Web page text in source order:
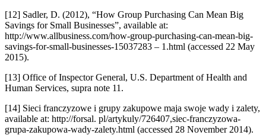
[12] Sadler, D. (2012), “How Group Purchasing Can Mean Big
Savings for Small Businesses”, available at:
http://www.allbusiness.com/how-group-purchasing-can-mean-big-
savings-for-small-businesses-15037283 – 1.html (accessed 22 May
2015).
[13] Office of Inspector General, U.S. Department of Health and
Human Services, supra note 11.
[14] Sieci franczyzowe i grupy zakupowe maja swoje wady i zalety,
available at: http://forsal. pl/artykuly/726407,siec-franczyzowa-
grupa-zakupowa-wady-zalety.html (accessed 28 November 2014).